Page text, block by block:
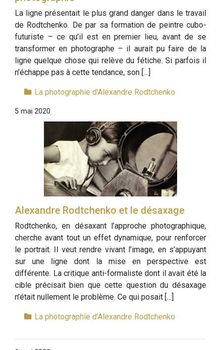
La ligne présentait le plus grand danger dans le travail
de Rodtchenko. De par sa formation de peintre cubo-
futuriste – ce qu’il est en premier lieu, avant de se
transformer en photographe – il aurait pu faire de la
ligne quelque chose qui relève du fétiche. Si parfois il
n’échappe pas à cette tendance, son […]
La photographie d’Alexandre Rodtchenko
5 mai 2020
Alexandre Rodtchenko et le désaxage
Rodtchenko, en désaxant l’approche photographique,
cherche avant tout un effet dynamique, pour renforcer
le portrait. Il veut rendre vivant l’image, en s’appuyant
sur une ligne dont la mise en perspective est
différente. La critique anti-formaliste dont il avait été la
cible précisait bien que cette question du désaxage
n’était nullement le problème. Ce qui posait […]
La photographie d’Alexandre Rodtchenko